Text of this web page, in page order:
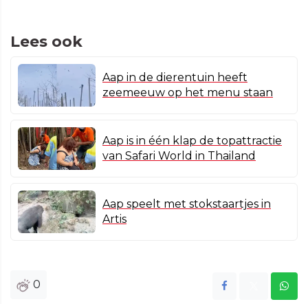
Lees ook
Aap in de dierentuin heeft
zeemeeuw op het menu staan
Aap is in één klap de topattractie
van Safari World in Thailand
Aap speelt met stokstaartjes in
Artis
0